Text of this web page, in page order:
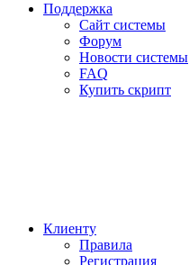
Поддержка
Сайт системы
Форум
Новости системы
FAQ
Купить скрипт
Клиенту
Правила
Регистрация